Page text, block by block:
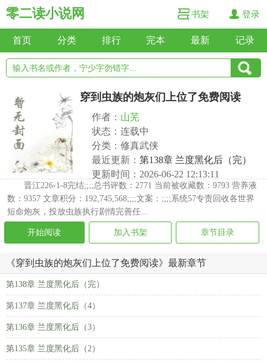
零二读小说网 书架 登录
首页 分类 排行 完本 最新 记录
穿到虫族的炮灰们上位了免费阅读
作者： 山芜
状态：连载中
分类：修真武侠
最近更新： 第138章 兰度黑化后（完）
更新时间：2026-06-22 12:13:11
晋江226-1-8完结;;;;总书评数：2771 当前被收藏数：9793 营养液
数：9357 文章积分：192,745,568;;;;文案：;;;;系统57专责回收各世界
短命炮灰，投放虫族执行剧情完善任...
开始阅读 加入书架 章节目录
《穿到虫族的炮灰们上位了免费阅读》最新章节
第138章 兰度黑化后（完）
第137章 兰度黑化后（4）
第136章 兰度黑化后（3）
第135章 兰度黑化后（2）